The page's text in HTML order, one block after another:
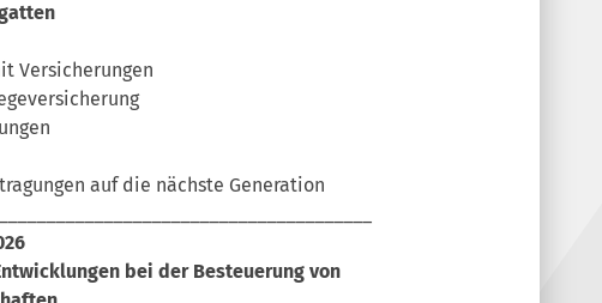
Versicherungen
auf die nächste Generation
bei der Besteuerung von